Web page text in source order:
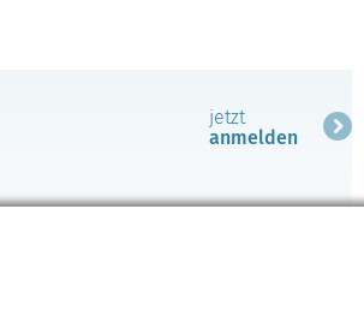
jetzt
anmelden